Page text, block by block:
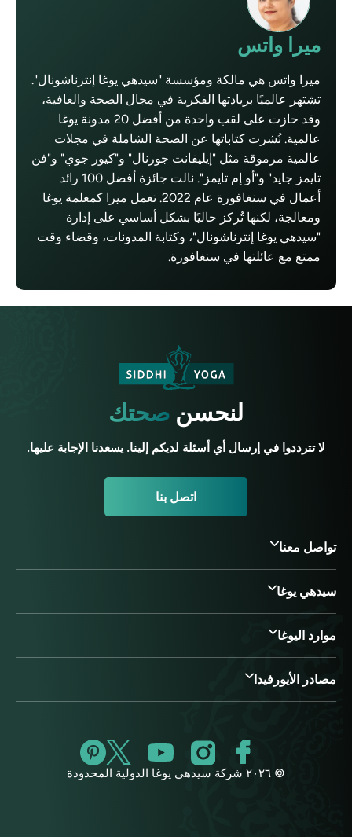
ميرا واتس
ميرا واتس هي مالكة ومؤسسة "سيدهي يوغا إنترناشونال".
تشتهر عالميًا بريادتها الفكرية في مجال الصحة والعافية،
وقد حازت على لقب واحدة من أفضل 20 مدونة يوغا
عالمية. نُشرت كتاباتها عن الصحة الشاملة في مجلات
عالمية مرموقة مثل "إيليفانت جورنال" و"كيور جوي" و"فن
تايمز جايد" و"أو إم تايمز". نالت جائزة أفضل 100 رائد
أعمال في سنغافورة عام 2022. تعمل ميرا كمعلمة يوغا
ومعالجة، لكنها تُركز حاليًا بشكل أساسي على إدارة
"سيدهي يوغا إنترناشونال"، وكتابة المدونات، وقضاء وقت
ممتع مع عائلتها في سنغافورة.
لنحسنصحتك
لا تترددوا في إرسال أي أسئلة لديكم إلينا. يسعدنا الإجابة عليها.
اتصل بنا
تواصل معنا
سيدهي يوغا
موارد اليوغا
مصادر الأيورفيدا
© ٢٠٢٦ شركة سيدهي يوغا الدولية المحدودة